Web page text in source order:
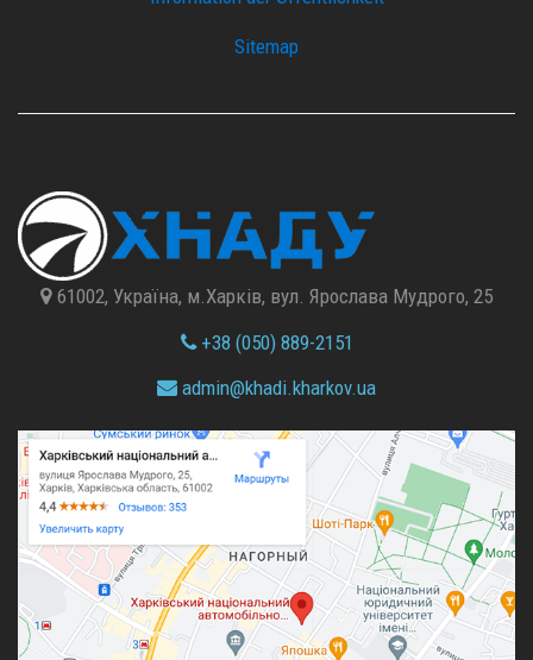
Sitemap
61002, Україна, м.Харків, вул. Ярослава Мудрого, 25
+38 (050) 889-2151
admin@khadi.kharkov.ua